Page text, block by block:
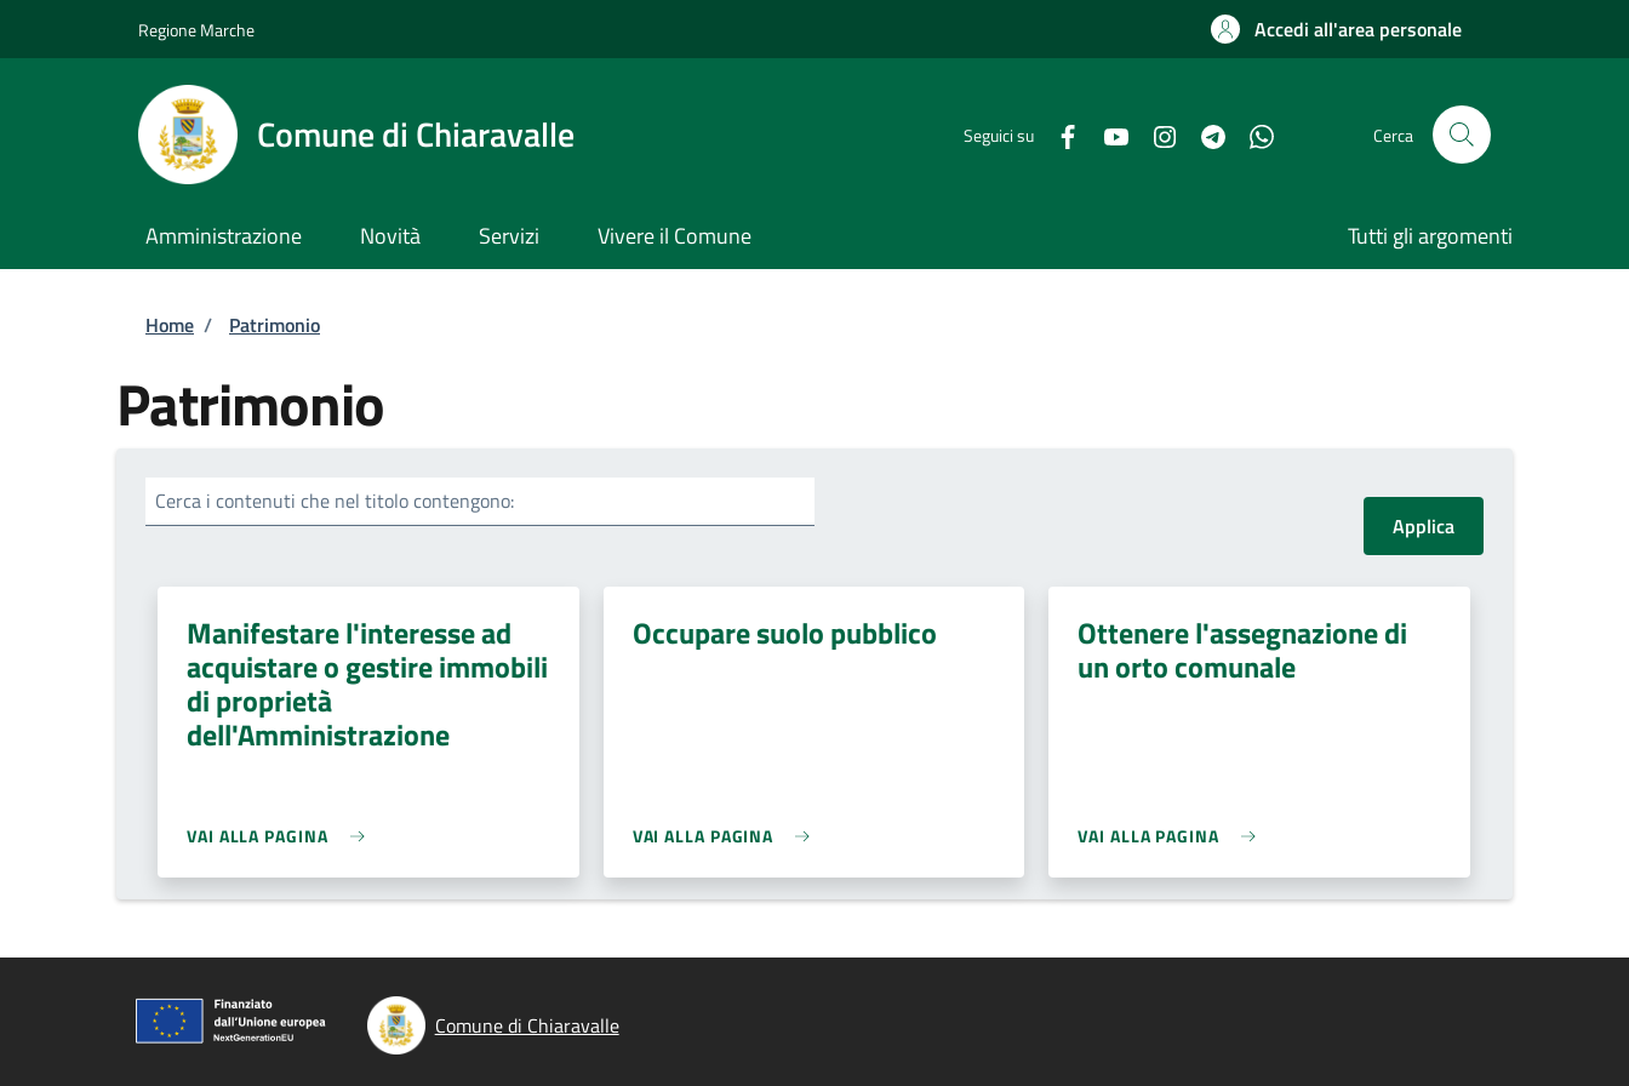
Regione Marche Accedi all'area personale
Comune di Chiaravalle Seguici su Cerca
Amministrazione Novità Servizi Vivere il Comune Tutti gli argomenti
Briciole di pane
Home / Patrimonio
Patrimonio
Cerca i contenuti che nel titolo contengono:
Manifestare l'interesse ad
acquistare o gestire immobili
di proprietà
dell'Amministrazione
VAI ALLA PAGINA
Occupare suolo pubblico
VAI ALLA PAGINA
Ottenere l'assegnazione di
un orto comunale
VAI ALLA PAGINA
Comune di Chiaravalle